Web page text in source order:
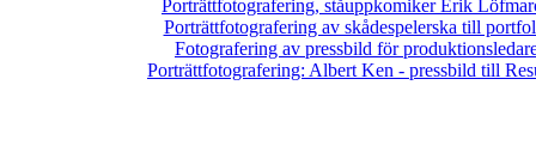
Porträttfotografering, ståuppkomiker Erik
Porträttfotografering av skådespelerska till
Fotografering av pressbild för
Porträttfotografering: Albert Ken - pressbild till